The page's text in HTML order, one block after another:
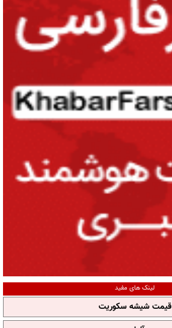
لینک های مفید
قیمت شیشه سکوریت